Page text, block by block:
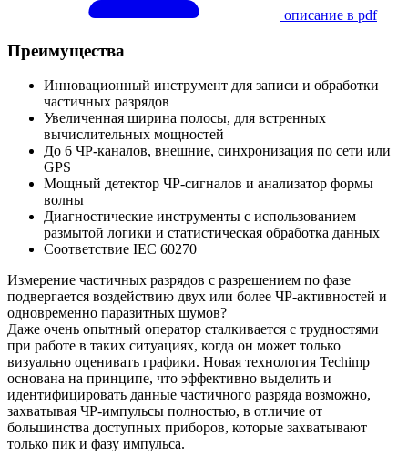
описание в pdf
Преимущества
Инновационный инструмент для записи и обработки
частичных разрядов
Увеличенная ширина полосы, для встренных
вычислительных мощностей
До 6 ЧР-каналов, внешние, синхронизация по сети или
GPS
Мощный детектор ЧР-сигналов и анализатор формы
волны
Диагностические инструменты с использованием
размытой логики и статистическая обработка данных
Соответствие IEC 60270
Измерение частичных разрядов с разрешением по фазе
подвергается воздействию двух или более ЧР-активностей и
одновременно паразитных шумов?
Даже очень опытный оператор сталкивается с трудностями
при работе в таких ситуациях, когда он может только
визуально оценивать графики. Новая технология Techimp
основана на принципе, что эффективно выделить и
идентифицировать данные частичного разряда возможно,
захватывая ЧР-импульсы полностью, в отличие от
большинства доступных приборов, которые захватывают
только пик и фазу импульса.